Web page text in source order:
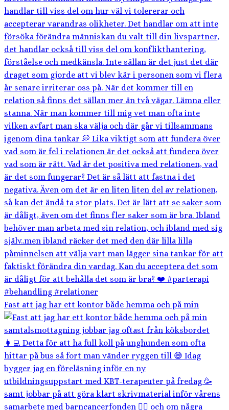
Fast att jag har ett kontor både hemma och på min